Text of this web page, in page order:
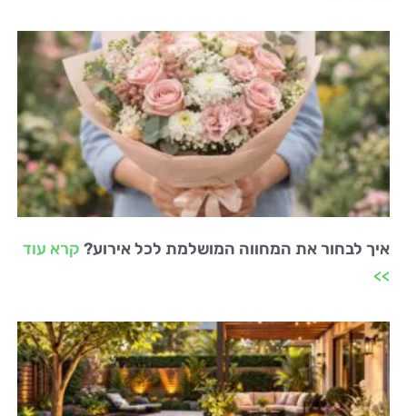
איך לבחור את המחווה המושלמת לכל אירוע? קרא עוד
>>